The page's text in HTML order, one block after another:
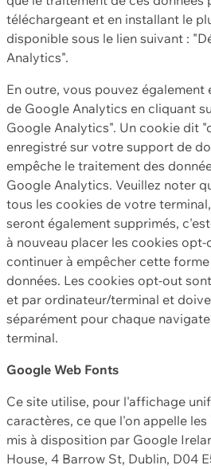
téléchargeant et en installant le
disponible sous le lien suivant :
Analytics".
En outre, vous pouvez
de Google Analytics en cliquant
Google Analytics". Un cookie dit
enregistré sur votre support de
empêche le traitement des
Google Analytics. Veuillez noter
tous les cookies de votre
seront également supprimés,
à nouveau placer les cookies
continuer à empêcher cette
données. Les cookies opt-out
et par ordinateur/terminal et
séparément pour chaque
terminal.
Google Web Fonts
Ce site utilise, pour l'affichage
caractères, ce que l'on appelle
mis à disposition par Google
House, 4 Barrow St, Dublin, D04